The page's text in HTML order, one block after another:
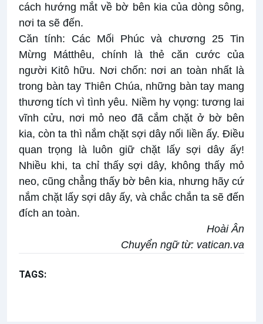
cách hướng mắt về bờ bên kia của dòng sông,
nơi ta sẽ đến.
Căn tính: Các Mối Phúc và chương 25 Tin
Mừng Mátthêu, chính là thẻ căn cước của
người Kitô hữu. Nơi chốn: nơi an toàn nhất là
trong bàn tay Thiên Chúa, những bàn tay mang
thương tích vì tình yêu. Niềm hy vọng: tương lai
vĩnh cửu, nơi mỏ neo đã cắm chặt ở bờ bên
kia, còn ta thì nắm chặt sợi dây nối liền ấy. Điều
quan trọng là luôn giữ chặt lấy sợi dây ấy!
Nhiều khi, ta chỉ thấy sợi dây, không thấy mỏ
neo, cũng chẳng thấy bờ bên kia, nhưng hãy cứ
nắm chặt lấy sợi dây ấy, và chắc chắn ta sẽ đến
đích an toàn.
Hoài Ân
Chuyển ngữ từ: vatican.va
TAGS: